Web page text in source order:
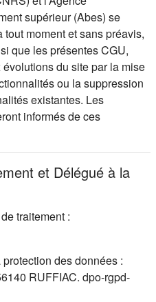
supérieur (Abes) se
moment et sans préavis,
que les présentes CGU,
du site par la mise
ou la suppression
existantes. Les
informés de ces
et Délégué à la
traitement :
des données :
RUFFIAC. dpo-rgpd-